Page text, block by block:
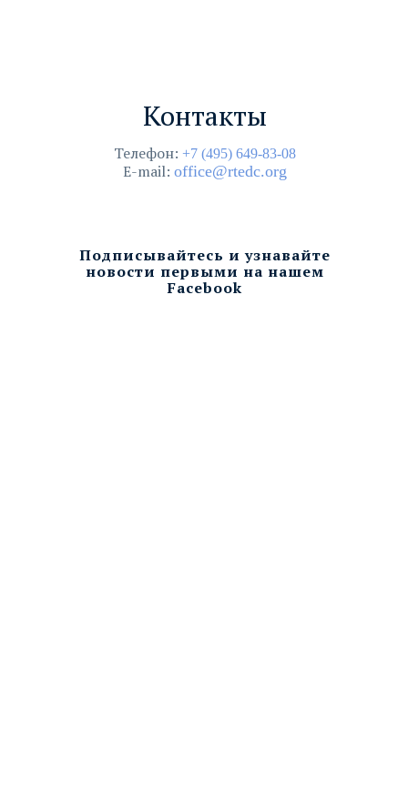
Телефон: +7 (495) 649-83-08
E-mail: office@rtedc.org
Контакты
Подписывайтесь и узнавайте
новости первыми на нашем
Facebook